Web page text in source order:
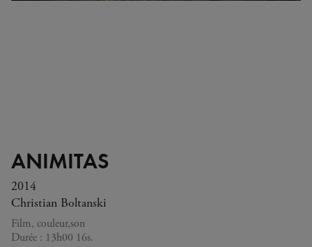
ANIMITAS
2014
Christian Boltanski
Film, couleur,son
Durée : 13h00 16s.